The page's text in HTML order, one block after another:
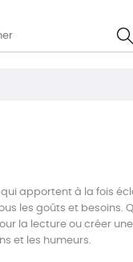
apportent à la fois
les goûts et besoins.
la lecture ou créer
et les humeurs.